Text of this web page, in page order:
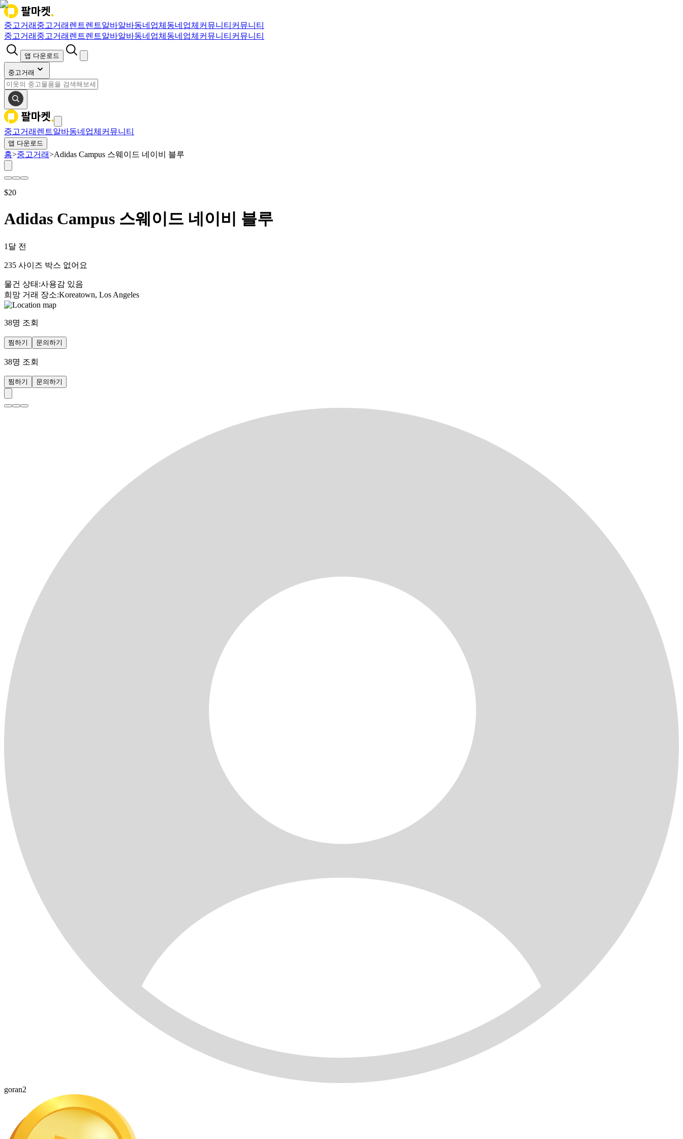
중고거래 중고거래 렌트렌트알바알바동네업체 동네업체 커뮤니티 커뮤니티
중고거래 중고거래 렌트렌트알바알바동네업체 동네업체 커뮤니티 커뮤니티
앱 다운로드
중고거래
중고거래 렌트알바동네업체 커뮤니티
앱 다운로드
홈>중고거래>Adidas Campus 스웨이드 네이비 블루
$20
Adidas Campus 스웨이드 네이비 블루
1달 전
235 사이즈 박스 없어요
물건 상태 :사용감 있음
희망 거래 장소:Koreatown, Los Angeles
38명 조회
찜하기 문의하기
38명 조회
찜하기 문의하기
goran2